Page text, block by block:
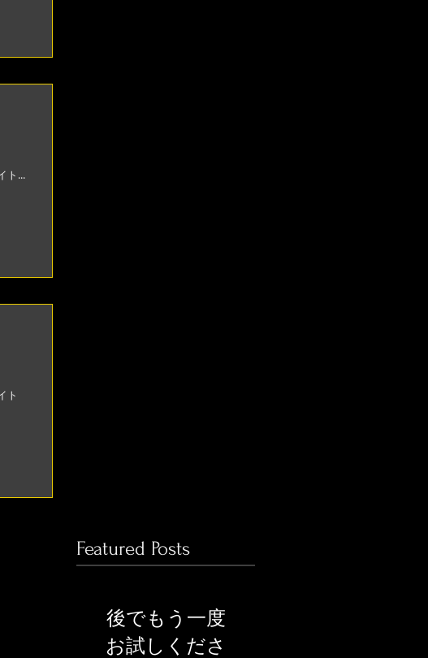
ト...
ト
Featured Posts
後でもう一度
お試しくださ